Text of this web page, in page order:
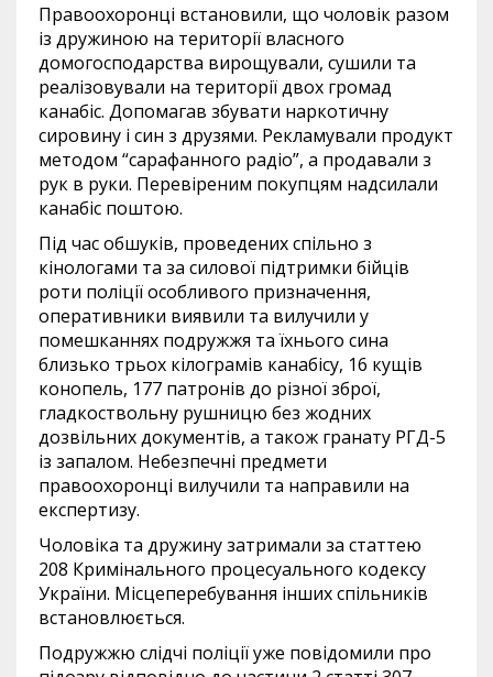
Правоохоронці встановили, що чоловік разом
із дружиною на території власного
домогосподарства вирощували, сушили та
реалізовували на території двох громад
канабіс. Допомагав збувати наркотичну
сировину і син з друзями. Рекламували продукт
методом “сарафанного радіо”, а продавали з
рук в руки. Перевіреним покупцям надсилали
канабіс поштою.
Під час обшуків, проведених спільно з
кінологами та за силової підтримки бійців
роти поліції особливого призначення,
оперативники виявили та вилучили у
помешканнях подружжя та їхнього сина
близько трьох кілограмів канабісу, 16 кущів
конопель, 177 патронів до різної зброї,
гладкоствольну рушницю без жодних
дозвільних документів, а також гранату РГД-5
із запалом. Небезпечні предмети
правоохоронці вилучили та направили на
експертизу.
Чоловіка та дружину затримали за статтею
208 Кримінального процесуального кодексу
України. Місцеперебування інших спільників
встановлюється.
Подружжю слідчі поліції уже повідомили про